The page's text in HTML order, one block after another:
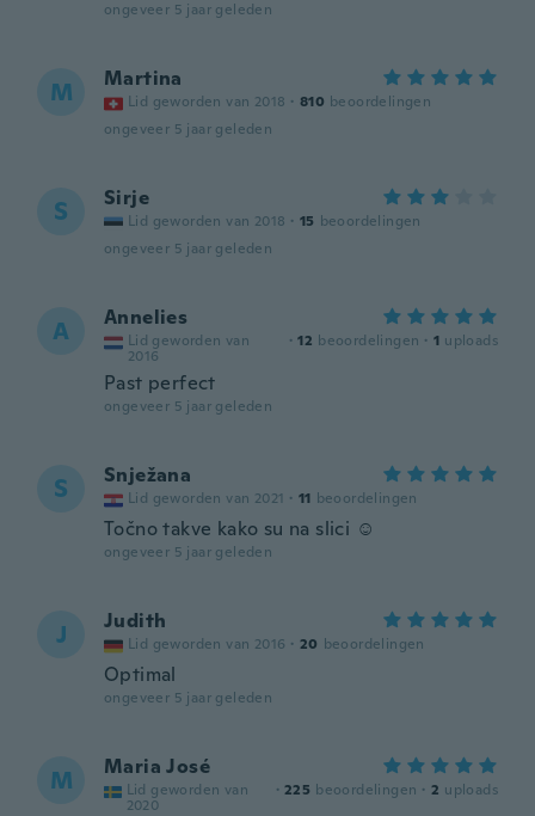
ongeveer 5 jaar geleden
M Martina
Lid geworden van 2018 · 810 beoordelingen
ongeveer 5 jaar geleden
S Sirje
Lid geworden van 2018 · 15 beoordelingen
ongeveer 5 jaar geleden
A Annelies
Lid geworden van
2016
· 12 beoordelingen · 1 uploads
Past perfect
ongeveer 5 jaar geleden
S Snježana
Lid geworden van 2021 · 11 beoordelingen
Točno takve kako su na slici ☺️
ongeveer 5 jaar geleden
J Judith
Lid geworden van 2016 · 20 beoordelingen
Optimal
ongeveer 5 jaar geleden
M Maria José
Lid geworden van
2020
· 225 beoordelingen · 2 uploads